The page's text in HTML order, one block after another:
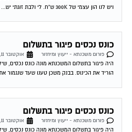
כונס נכסים פיגור בתשלום
פורום משכנתא - ייעוץ ומיחזור
אוקטובר 11, 2004
היה פיגור בתשלום המשכנתא מונה כונס נכסים,
הוריד את הכינוס. בבנק משכן טענו שעד שנגמור
כונס נכסים פיגור בתשלום
פורום משכנתא - ייעוץ ומיחזור
אוקטובר 11, 2004
היה פיגור בתשלום המשכנתא מונה כונס נכסים,
הוריד את הכינוס. בבנק משכן טענו שעד שנגמור